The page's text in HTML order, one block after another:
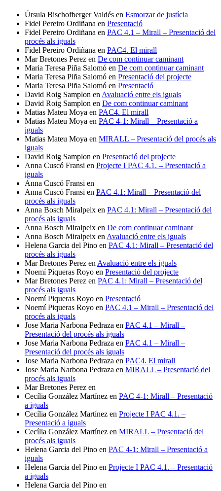
Úrsula Bischofberger Valdés en Esmorzar de justícia
Fidel Pereiro Ordiñana en Presentació
Fidel Pereiro Ordiñana en PAC 4.1 – Mirall – Presentació del
procés als iguals
Fidel Pereiro Ordiñana en PAC4. El mirall
Mar Bretones Perez en De com continuar caminant
Maria Teresa Piña Salomó en De com continuar caminant
Maria Teresa Piña Salomó en Presentació del projecte
Maria Teresa Piña Salomó en Presentació
David Roig Samplon en Avaluació entre els iguals
David Roig Samplon en De com continuar caminant
Matias Mateu Moya en PAC4. El mirall
Matias Mateu Moya en PAC 4-1: Mirall – Presentació a
iguals
Matias Mateu Moya en MIRALL – Presentació del procés als
iguals
David Roig Samplon en Presentació del projecte
Anna Cuscó Fransi en Projecte I PAC 4.1. – Presentació a
iguals
Anna Cuscó Fransi en
Anna Cuscó Fransi en PAC 4.1: Mirall – Presentació del
procés als iguals
Anna Bosch Miralpeix en PAC 4.1: Mirall – Presentació del
procés als iguals
Anna Bosch Miralpeix en De com continuar caminant
Anna Bosch Miralpeix en Avaluació entre els iguals
Helena Garcia del Pino en PAC 4.1: Mirall – Presentació del
procés als iguals
Mar Bretones Perez en Avaluació entre els iguals
Noemí Piqueras Royo en Presentació del projecte
Mar Bretones Perez en PAC 4.1: Mirall – Presentació del
procés als iguals
Noemí Piqueras Royo en Presentació
Noemí Piqueras Royo en PAC 4.1 – Mirall – Presentació del
procés als iguals
Jose Maria Narbona Pedraza en PAC 4.1 – Mirall –
Presentació del procés als iguals
Jose Maria Narbona Pedraza en PAC 4.1 – Mirall –
Presentació del procés als iguals
Jose Maria Narbona Pedraza en PAC4. El mirall
Jose Maria Narbona Pedraza en MIRALL – Presentació del
procés als iguals
Mar Bretones Perez en
Cecília González Martínez en PAC 4-1: Mirall – Presentació
a iguals
Cecília González Martínez en Projecte I PAC 4.1. –
Presentació a iguals
Cecília González Martínez en MIRALL – Presentació del
procés als iguals
Helena Garcia del Pino en PAC 4-1: Mirall – Presentació a
iguals
Helena Garcia del Pino en Projecte I PAC 4.1. – Presentació
a iguals
Helena Garcia del Pino en